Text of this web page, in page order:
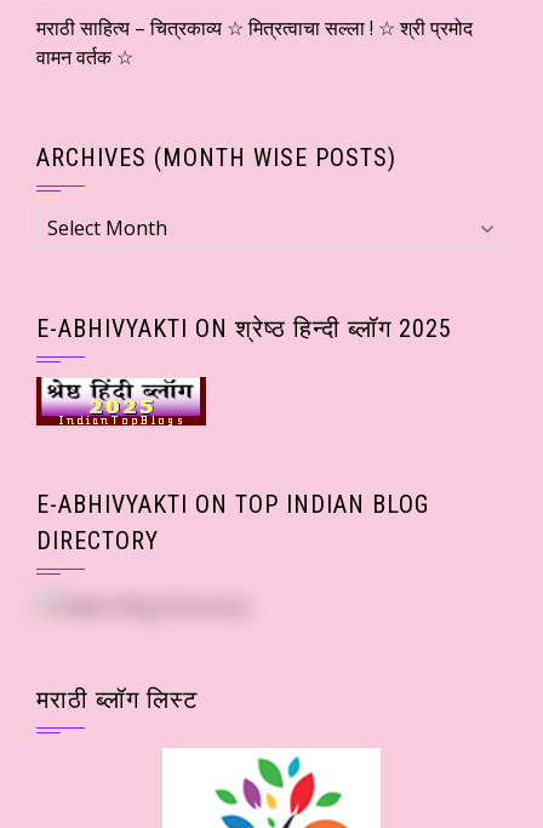
मराठी साहित्य – चित्रकाव्य ☆ मित्रत्वाचा सल्ला ! ☆ श्री प्रमोद
वामन वर्तक ☆
ARCHIVES (MONTH WISE POSTS)
Archives
(Month
E-ABHIVYAKTI ON श्रेष्ठ हिन्दी ब्लॉग 2025
E-ABHIVYAKTI ON TOP INDIAN BLOG
DIRECTORY
मराठी ब्लॉग लिस्ट